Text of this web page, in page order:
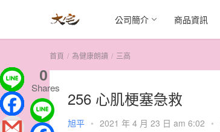
公司簡介 商品資訊
首頁 為健康朗讀 三高
256 心肌梗塞急救
旭平 • 2021 年 4 月 23 日 am 6:02 •
0
Shares